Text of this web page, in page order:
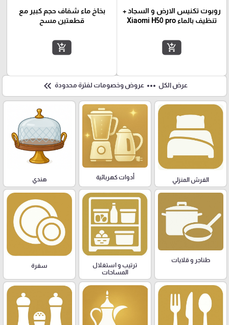
روبوت تكنيس الارض و السجاد +
تنظيف بالماء Xiaomi H50 pro
add_shopping_cart
بخاخ ماء شفاف حجم كبير مع
قطعتين مسح
add_shopping_cart
عرض الكل more_horiz عروض وخصومات لفترة محدودة keyboard_double_arrow_left
الفرش المنزلي أدوات كهربائية هندي
طناجر و قلايات
ترتيب و استغلال
المساحات
سفرة